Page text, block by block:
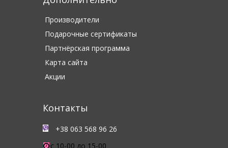
Производители
Подарочные сертификаты
Партнёрская программа
Карта сайта
Акции
Контакты
+38 063 568 96 26
c 10-00 до 15-00